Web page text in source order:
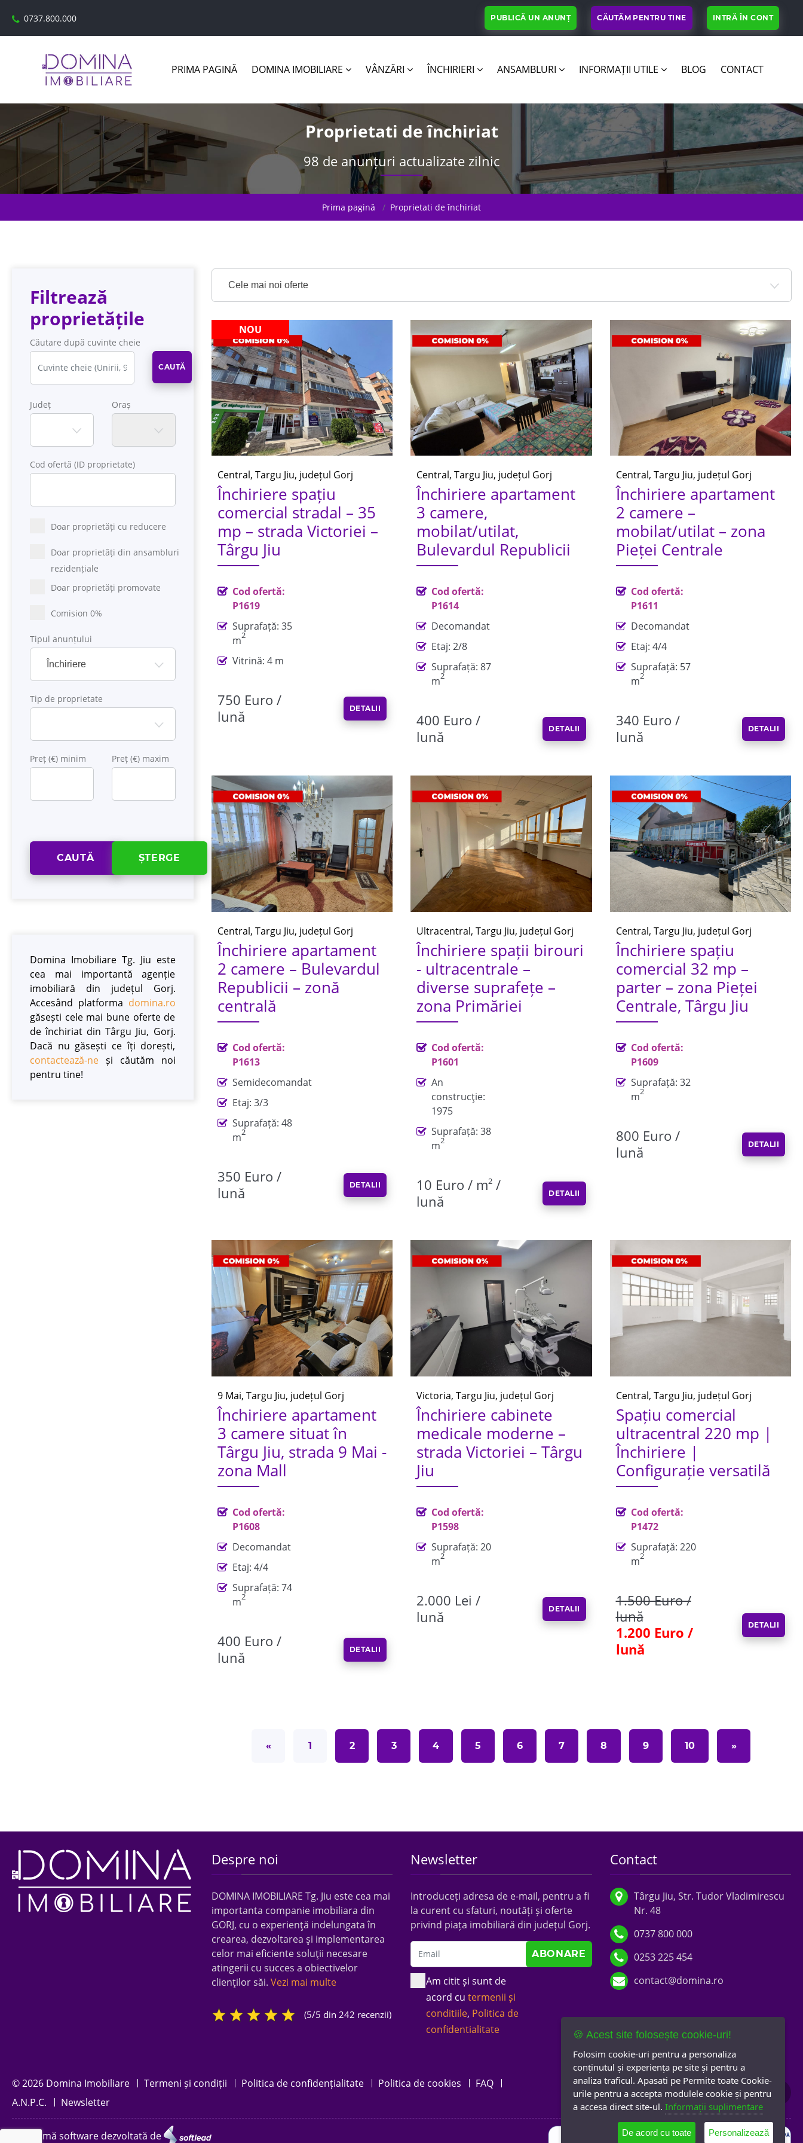
0737.800.000 PUBLICĂ UN ANUNȚ CĂUTĂM PENTRU TINE INTRĂ ÎN CONT
PRIMA PAGINĂ DOMINA IMOBILIARE VÂNZĂRI ÎNCHIRIERI ANSAMBLURI INFORMAȚII UTILE BLOG CONTACT
Proprietati de închiriat
98 de anunțuri actualizate zilnic
Prima pagină Proprietati de închiriat
Filtrează
proprietățile
Căutare după cuvinte cheie
CAUTĂ
Județ Oraș
Cod ofertă (ID proprietate)
Doar proprietăți cu reducere
Doar proprietăți din ansambluri
rezidențiale
Doar proprietăți promovate
Comision 0%
Tipul anunțului
Închiriere
Tip de proprietate
Preț (€) minim Preț (€) maxim
CAUTĂ ȘTERGE
Domina Imobiliare Tg. Jiu este
cea mai importantă agenție
imobiliară din județul Gorj.
Accesând platforma domina.ro
găsești cele mai bune oferte de
de închiriat din Târgu Jiu, Gorj.
Dacă nu găsești ce îți dorești,
contactează-ne și căutăm noi
pentru tine!
Cele mai noi oferte
NOU
Central, Targu Jiu, județul Gorj
Închiriere spațiu
comercial stradal – 35
mp – strada Victoriei –
Târgu Jiu
Cod ofertă:
P1619
Suprafață: 35
m2
Vitrină: 4 m
750 Euro /
lună
DETALII
Central, Targu Jiu, județul Gorj
Închiriere apartament
3 camere,
mobilat/utilat,
Bulevardul Republicii
Cod ofertă:
P1614
Decomandat
Etaj: 2/8
Suprafață: 87
m2
400 Euro /
lună
DETALII
Central, Targu Jiu, județul Gorj
Închiriere apartament
2 camere –
mobilat/utilat – zona
Pieței Centrale
Cod ofertă:
P1611
Decomandat
Etaj: 4/4
Suprafață: 57
m2
340 Euro /
lună
DETALII
Central, Targu Jiu, județul Gorj
Închiriere apartament
2 camere – Bulevardul
Republicii – zonă
centrală
Cod ofertă:
P1613
Semidecomandat
Etaj: 3/3
Suprafață: 48
m2
350 Euro /
lună
DETALII
Ultracentral, Targu Jiu, județul Gorj
Închiriere spații birouri
- ultracentrale –
diverse suprafețe –
zona Primăriei
Cod ofertă:
P1601
An
construcţie:
1975
Suprafață: 38
m2
10 Euro / m2 /
lună
DETALII
Central, Targu Jiu, județul Gorj
Închiriere spațiu
comercial 32 mp –
parter – zona Pieței
Centrale, Târgu Jiu
Cod ofertă:
P1609
Suprafață: 32
m2
800 Euro /
lună
DETALII
9 Mai, Targu Jiu, județul Gorj
Închiriere apartament
3 camere situat în
Târgu Jiu, strada 9 Mai -
zona Mall
Cod ofertă:
P1608
Decomandat
Etaj: 4/4
Suprafață: 74
m2
400 Euro /
lună
DETALII
Victoria, Targu Jiu, județul Gorj
Închiriere cabinete
medicale moderne –
strada Victoriei – Târgu
Jiu
Cod ofertă:
P1598
Suprafață: 20
m2
2.000 Lei /
lună
DETALII
Central, Targu Jiu, județul Gorj
Spațiu comercial
ultracentral 220 mp |
Închiriere |
Configurație versatilă
Cod ofertă:
P1472
Suprafață: 220
m2
1.500 Euro /
lună
1.200 Euro /
lună
DETALII
« 1 2 3 4 5 6 7 8 9 10 »
Despre noi
DOMINA IMOBILIARE Tg. Jiu este cea mai
importanta companie imobiliara din
GORJ, cu o experienţă indelungata în
crearea, dezvoltarea şi implementarea
celor mai eficiente soluţii necesare
atingerii cu succes a obiectivelor
clienţilor săi. Vezi mai multe
(5/5 din 242 recenzii)
Newsletter
Introduceți adresa de e-mail, pentru a fi
la curent cu sfaturi, noutăți și oferte
privind piața imobiliară din județul Gorj.
Am citit și sunt de
acord cu termenii și
conditiile, Politica de
confidentialitate
Contact
Târgu Jiu, Str. Tudor Vladimirescu
Nr. 48
0737 800 000
0253 225 454
contact@domina.ro
© 2026 Domina Imobiliare Termeni și condiții Politica de confidențialitate Politica de cookies
FAQ
A.N.P.C.
Newsletter
Platformă software dezvoltată de
🍪 Acest site folosește cookie-uri!
Folosim cookie-uri pentru a personaliza
conținutul și experiența pe site și pentru a
analiza traficul. Apasati pe Permite toate Cookie-
urile pentru a accepta modulele cookie și pentru
a accesa direct site-ul. Informații suplimentare
De acord cu toate Personalizează